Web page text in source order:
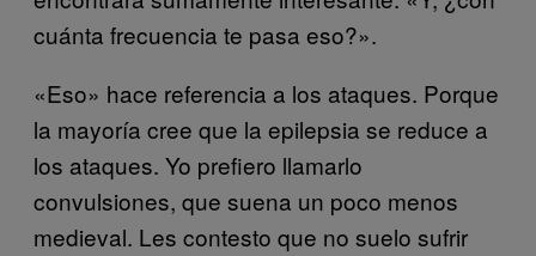
cuánta frecuencia te pasa eso?».
«Eso» hace referencia a los ataques. Porque
la mayoría cree que la epilepsia se reduce a
los ataques. Yo prefiero llamarlo
convulsiones, que suena un poco menos
medieval. Les contesto que no suelo sufrir